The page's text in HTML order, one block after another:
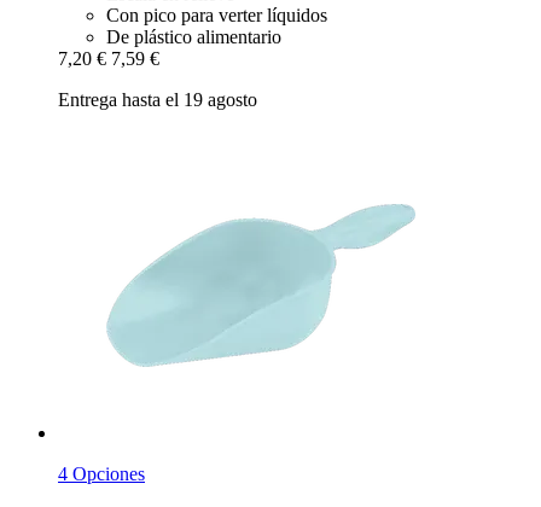
Con pico para verter líquidos
De plástico alimentario
7,20 € 7,59 €
Entrega hasta el 19 agosto
4 Opciones